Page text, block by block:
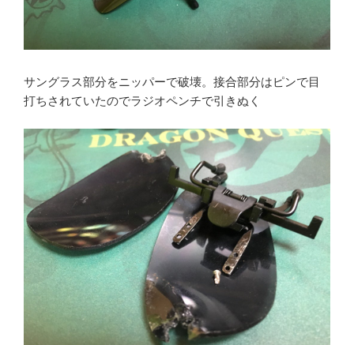
サングラス部分をニッパーで破壊。接合部分はピンで目
打ちされていたのでラジオペンチで引きぬく